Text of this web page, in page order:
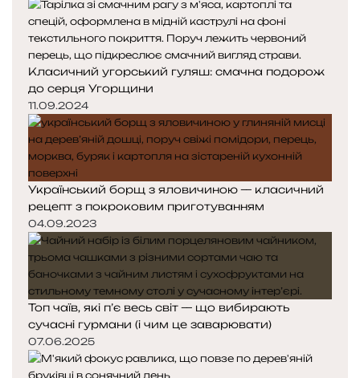
Класичний угорський гуляш: смачна подорож
до серця Угорщини
11.09.2024
Український борщ з яловичиною — класичний
рецепт з покроковим приготуванням
04.09.2023
Топ чаїв, які п’є весь світ — що вибирають
сучасні гурмани (і чим це заварювати)
07.06.2025